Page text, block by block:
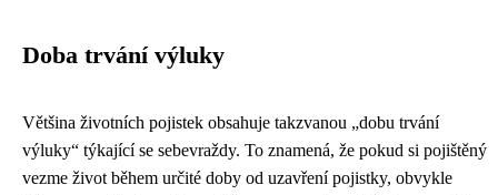
Doba trvání výluky
Většina životních pojistek obsahuje takzvanou „dobu trvání
výluky“ týkající se sebevraždy. To znamená, že pokud si pojištěný
vezme život během určité doby od uzavření pojistky, obvykle